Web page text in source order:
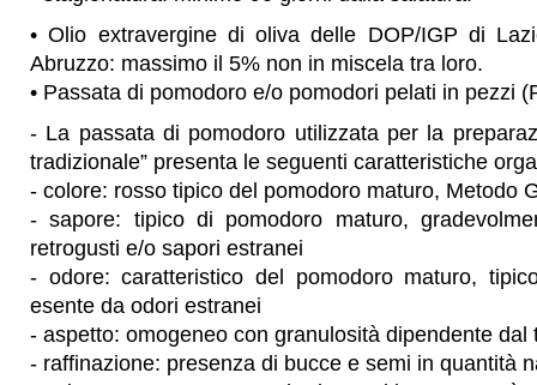
• Olio extravergine di oliva delle DOP/IGP di
Abruzzo: massimo il 5% non in miscela tra loro.
• Passata di pomodoro e/o pomodori pelati in pezzi
- La passata di pomodoro utilizzata per la
tradizionale” presenta le seguenti caratteristiche
- colore: rosso tipico del pomodoro maturo, Metodo
- sapore: tipico di pomodoro maturo,
retrogusti e/o sapori estranei
- odore: caratteristico del pomodoro maturo,
esente da odori estranei
- aspetto: omogeneo con granulosità dipendente dal
- raffinazione: presenza di bucce e semi in quantità